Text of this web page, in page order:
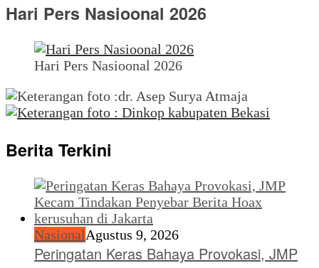
Hari Pers Nasioonal 2026
Hari Pers Nasioonal 2026
Berita Terkini
NasionalAgustus 9, 2026
Peringatan Keras Bahaya Provokasi, JMP